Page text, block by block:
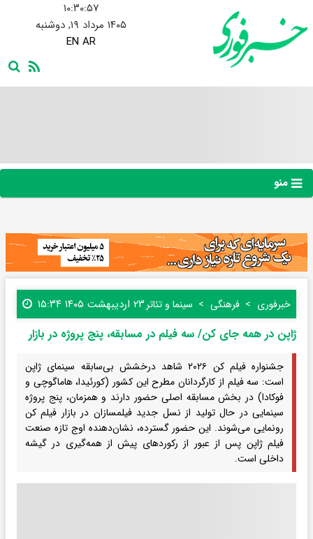
۱۰:۳۰:۵۸
۱۴۰۵ مرداد ۱۹, دوشنبه
EN AR
منو
خبرفوری فرهنگی سینما و تئاتر۲۳ اردیبهشت ۱۴۰۵ ۱۵:۳۴
ژاپن در همه جای کن/ سه فیلم در مسابقه، پنج پروژه در بازار
جشنواره فیلم کن ۲۰۲۶ شاهد درخشش بی‌سابقه سینمای ژاپن
است: سه فیلم از کارگردانان مطرح این کشور (کورئیدا، هاماگوچی و
فوکادا) در بخش مسابقه اصلی حضور دارند و همزمان، پنج پروژه
سینمایی در حال تولید از نسل جدید فیلمسازان در بازار فیلم کن
رونمایی می‌شوند. این حضور گسترده، نشان‌دهنده اوج تازه صنعت
فیلم ژاپن پس از عبور از رکوردهای پیش از همه‌گیری در گیشه
داخلی است.